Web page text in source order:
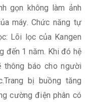
gọn không làm ảnh
máy. Chức năng tự
Lõi lọc của Kangen
đến 1 năm. Khi đó hệ
báo cho người
bị buồng tăng
cường điện phân có